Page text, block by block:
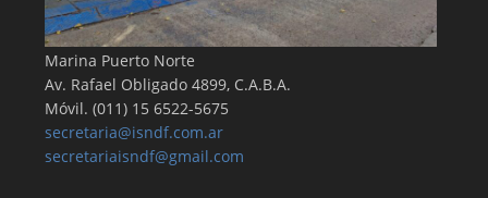
Marina Puerto Norte
Av. Rafael Obligado 4899, C.A.B.A.
Móvil. (011) 15 6522-5675
secretaria@isndf.com.ar
secretariaisndf@gmail.com